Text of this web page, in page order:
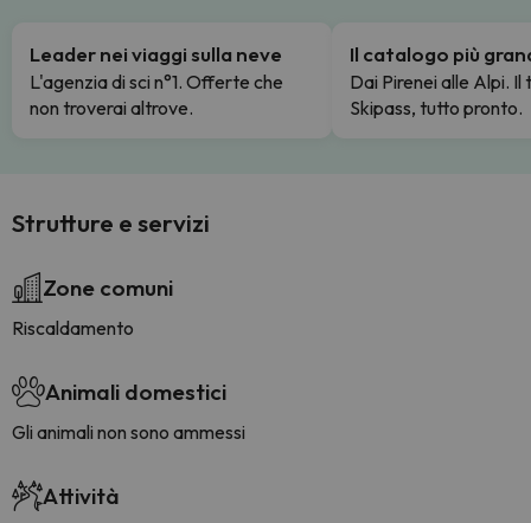
Leader nei viaggi sulla neve
L'agenzia di sci n°1. Offerte che
non troverai altrove.
Il catalogo più
Dai Pirenei alle Alpi. Il
Skipass, tutto pronto.
Strutture e servizi
Zone comuni
Riscaldamento
Animali domestici
Gli animali non sono ammessi
Attività